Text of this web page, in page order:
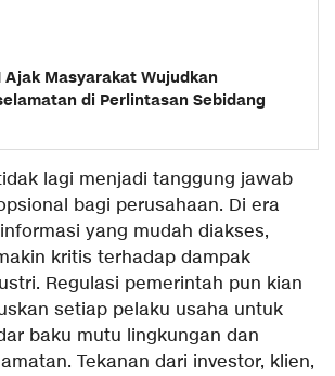
Ajak Masyarakat Wujudkan
di Perlintasan Sebidang
lagi menjadi tanggung jawab
bagi perusahaan. Di era
yang mudah diakses,
kritis terhadap dampak
Regulasi pemerintah pun kian
setiap pelaku usaha untuk
baku mutu lingkungan dan
Tekanan dari investor, klien,